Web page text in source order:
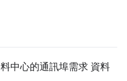
中心的通訊埠需求 資料